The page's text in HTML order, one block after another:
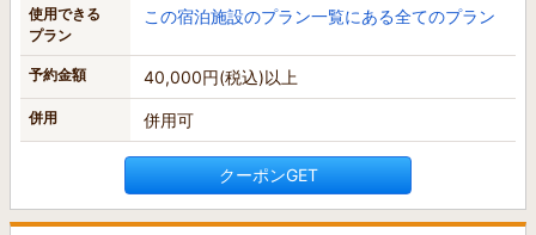
使用できる
プラン
この宿泊施設のプラン一覧にある全てのプラン
予約金額 40,000円(税込)以上
併用 併用可
クーポンGET